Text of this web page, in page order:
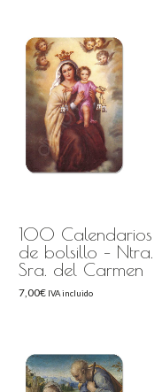
100 Calendarios
de bolsillo – Ntra.
Sra. del Carmen
7,00€ IVA incluido